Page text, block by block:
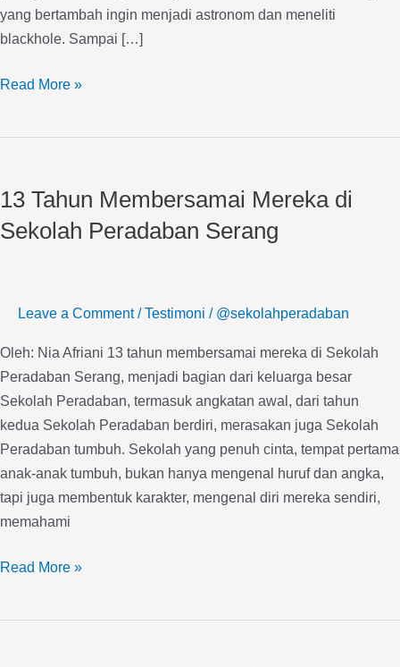
yang bertambah ingin menjadi astronom dan meneliti
blackhole. Sampai […]
Read More »
13 Tahun Membersamai Mereka di
Sekolah Peradaban Serang
Leave a Comment /Testimoni / @sekolahperadaban
Oleh: Nia Afriani 13 tahun membersamai mereka di Sekolah
Peradaban Serang, menjadi bagian dari keluarga besar
Sekolah Peradaban, termasuk angkatan awal, dari tahun
kedua Sekolah Peradaban berdiri, merasakan juga Sekolah
Peradaban tumbuh. Sekolah yang penuh cinta, tempat pertama
anak-anak tumbuh, bukan hanya mengenal huruf dan angka,
tapi juga membentuk karakter, mengenal diri mereka sendiri,
memahami
Membersamai
Mereka
Serang
Read More »